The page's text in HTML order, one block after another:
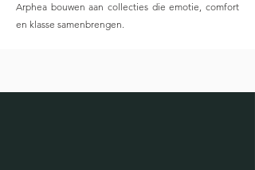
Arphea bouwen aan collecties die emotie, comfort
en klasse samenbrengen.